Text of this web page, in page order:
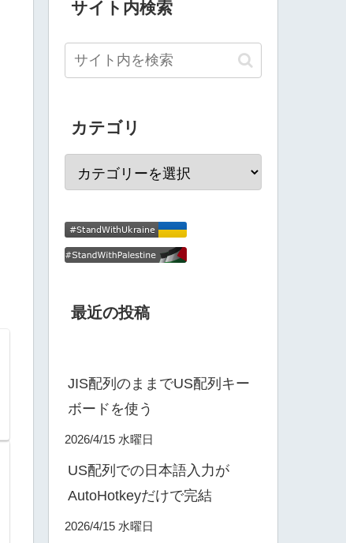
サイト内検索
カテゴリ
最近の投稿
JIS配列のままでUS配列キー
ボードを使う
2026/4/15 水曜日
US配列での日本語入力が
AutoHotkeyだけで完結
2026/4/15 水曜日